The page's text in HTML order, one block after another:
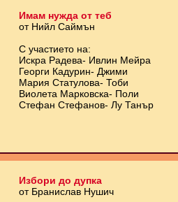
Имам нужда от теб
от Нийл Саймън
С участието на:
Искра Радева- Ивлин Мейра
Георги Кадурин- Джими
Мария Статулова- Тоби
Виолета Марковска- Поли
Стефан Стефанов- Лу Танър
Избори до дупка
от Бранислав Нушич